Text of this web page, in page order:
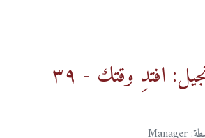
افتدِ وقتك - ٣٩
Manager